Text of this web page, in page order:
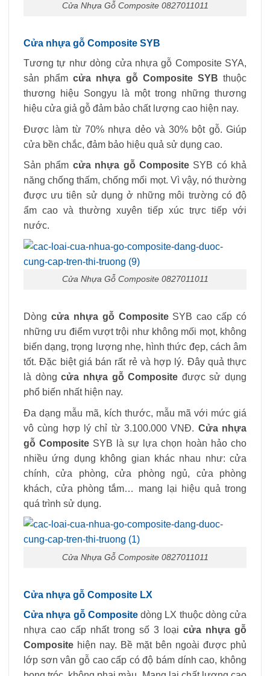
Cửa Nhựa Gỗ Composite 0827011011
Cửa nhựa gỗ Composite SYB
Tương tự như dòng cửa nhựa gỗ Composite SYA,
sản phẩmcửa nhựa gỗ Composite SYB thuộc
thương hiệu Songyu là một trong những thương
hiệu cửa giả gỗ đảm bảo chất lượng cao hiện nay.
Được làm từ 70% nhựa dẻo và 30% bột gỗ. Giúp
cửa bền chắc, đảm bảo hiệu quả sử dụng cao.
Sản phẩm cửa nhựa gỗ CompositeSYB có khả
năng chống thấm, chống mối mọt. Vì vậy, nó thường
được ưu tiên sử dụng ở những môi trường có độ
ẩm cao và thường xuyên tiếp xúc trực tiếp với
nước.
Cửa Nhựa Gỗ Composite 0827011011
Dòng cửa nhựa gỗ CompositeSYB cao cấp có
những ưu điểm vượt trội như không mối mọt, không
biến dạng, trọng lượng nhẹ, hình thức đẹp, cách âm
tốt. Đặc biệt giá bán rất rẻ và hợp lý. Đây quả thực
là dòngcửa nhựa gỗ Composite được sử dụng
phổ biến nhất hiện nay.
Đa dạng mẫu mã, kích thước, mẫu mã với mức giá
vô cùng hợp lý chỉ từ 3.100.000 VNĐ. Cửa nhựa
gỗ Composite SYB là sự lựa chọn hoàn hảo cho
nhiều ứng dụng không gian khác nhau như: cửa
chính, cửa phòng, cửa phòng ngủ, cửa phòng
khách, cửa phòng tắm… mang lại hiệu quả trong
quá trình sử dụng.
Cửa Nhựa Gỗ Composite 0827011011
Cửa nhựa gỗ Composite LX
Cửa nhựa gỗ Compositedòng LX thuộc dòng cửa
nhựa cao cấp nhất trong số 3 loại cửa nhựa gỗ
Composite hiện nay. Bề mặt bên ngoài được phủ
lớp sơn vân gỗ cao cấp có độ bám dính cao, không